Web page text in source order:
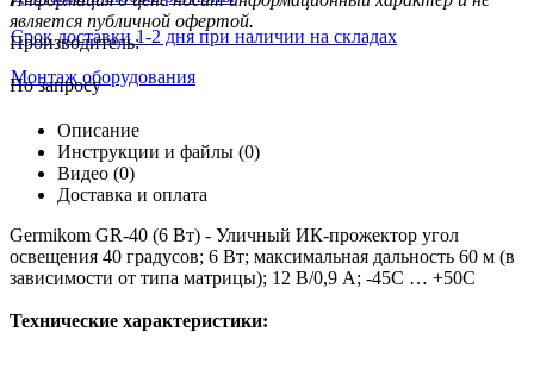
Срок доставки 1-2 дня при наличии на складах
Монтаж оборудования
является публичной офертой.
Производитель:
По запросу
Описание
Инструкции и файлы (0)
Видео (0)
Доставка и оплата
Germikom GR-40 (6 Вт) - Уличный ИК-прожектор угол
освещения 40 градусов; 6 Вт; максимальная дальность 60 м (в
зависимости от типа матрицы); 12 В/0,9 А; -45С … +50С
Технические характеристики: